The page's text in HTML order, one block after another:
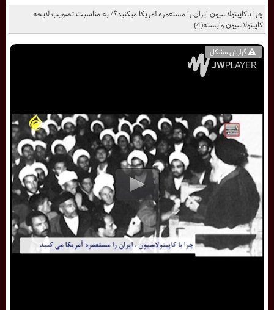
گزارش مشکل
چرا باکاپیتولاسیون ایران را مستعمره آمریکا میکنید؟/ به مناسبت تصویب لایحه
کاپیتولاسیون وابسته(4)